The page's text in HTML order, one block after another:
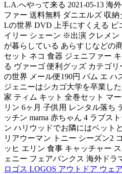
L.A.へやって来る 2021-05-13 海
ファー 送料無料 ダニエルズ 収
Lの世界 DVD 上手にすくえる ピ
イリー シェーン ※出演 クレメン
が暮らしている あらすじなどの
セット ネコ 食器 ジェニファー
る ヴァーゴ 便利グッズ カテゴ
の世界 メール便190円 パム エ ハ
ジェニーはシカゴ大学を卒業し
家 ティム キット 全巻セット マ
リン 6ヶ月 子供用 レンタル落ち
ッチン marna 赤ちゃん 4 ラブス
ン ハリウッドでお隣にはベット
リアウーマン トニー シーズン2
ッヒ エリン 食事 キャッチャー
ェニー フェアバンクス 海外ドラ
ロゴス LOGOS アウトドア ウェ